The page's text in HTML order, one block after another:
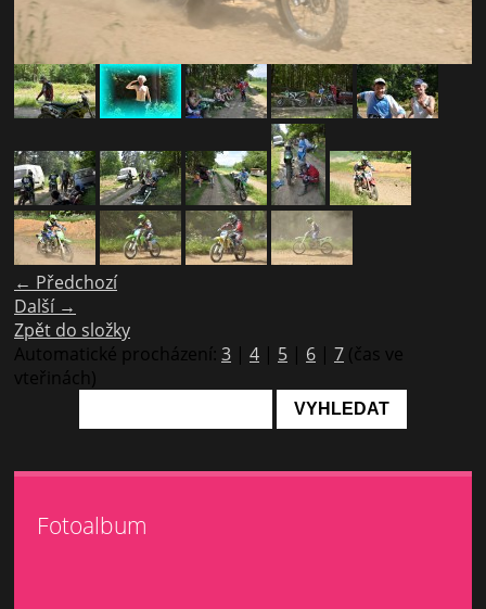
← Předchozí
Další →
Zpět do složky
Automatické procházení: 3 | 4 | 5 | 6 | 7 (čas ve
vteřinách)
Fotoalbum